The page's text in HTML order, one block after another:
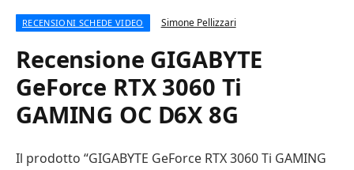
RECENSIONI SCHEDE VIDEO Simone Pellizzari
Recensione GIGABYTE
GeForce RTX 3060 Ti
GAMING OC D6X 8G
Il prodotto “GIGABYTE GeForce RTX 3060 Ti GAMING